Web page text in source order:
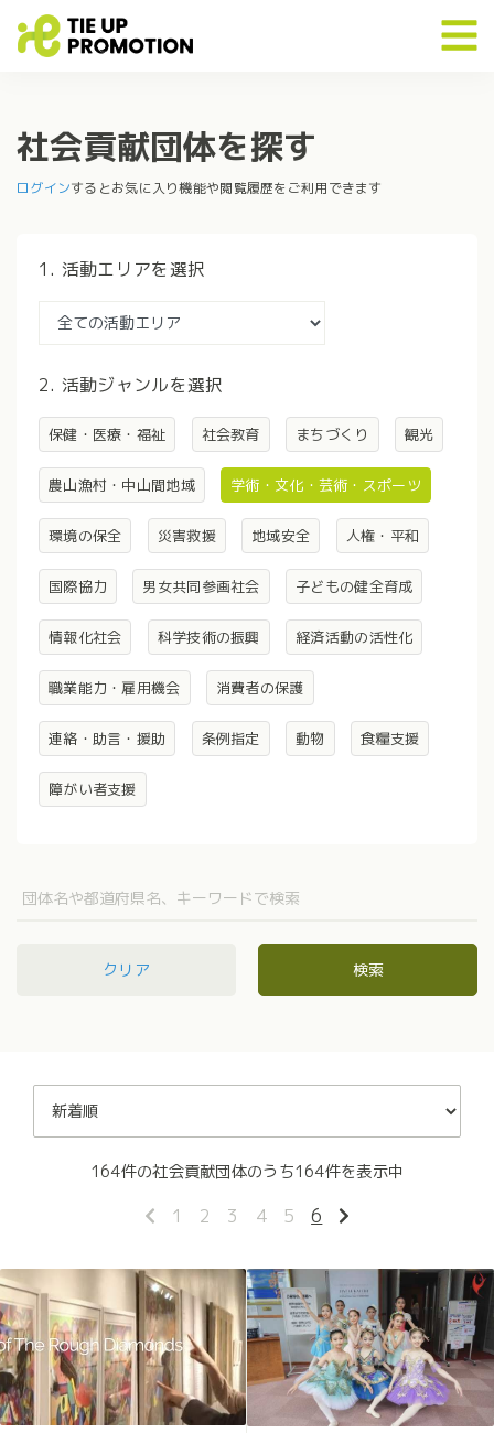
社会貢献団体を探す
ログインするとお気に入り機能や閲覧履歴をご利用できます
1. 活動エリアを選択
2. 活動ジャンルを選択
保健・医療・福祉 社会教育 まちづくり 観光
農山漁村・中山間地域 学術・文化・芸術・スポーツ
環境の保全 災害救援 地域安全 人権・平和
国際協力 男女共同参画社会 子どもの健全育成
情報化社会 科学技術の振興 経済活動の活性化
職業能力・雇用機会 消費者の保護
連絡・助言・援助 条例指定 動物 食糧支援
障がい者支援
クリア 検索
164件の社会貢献団体のうち164件を表示中
1 2 3 4 5 6